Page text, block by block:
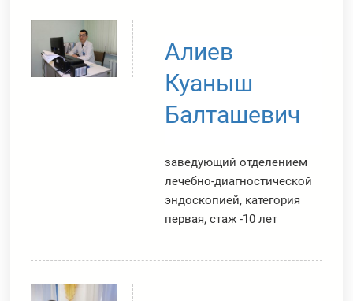
Алиев
Куаныш
Балташевич
заведующий отделением
лечебно-диагностической
эндоскопией, категория
первая, стаж -10 лет